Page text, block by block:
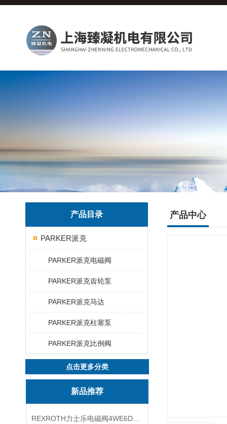
产品目录
PARKER派克
PARKER派克电磁阀
PARKER派克齿轮泵
PARKER派克马达
PARKER派克柱塞泵
PARKER派克比例阀
点击更多分类
新品推荐
产品中心